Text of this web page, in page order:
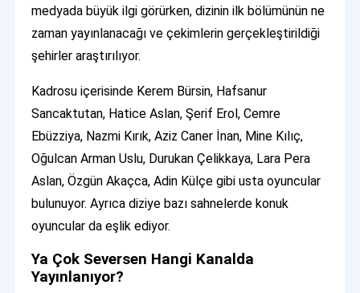
medyada büyük ilgi görürken, dizinin ilk bölümünün ne
zaman yayınlanacağı ve çekimlerin gerçekleştirildiği
şehirler araştırılıyor.
Kadrosu içerisinde Kerem Bürsin, Hafsanur
Sancaktutan, Hatice Aslan, Şerif Erol, Cemre
Ebüzziya, Nazmi Kırık, Aziz Caner İnan, Mine Kılıç,
Oğulcan Arman Uslu, Durukan Çelikkaya, Lara Pera
Aslan, Özgün Akaçca, Adin Külçe gibi usta oyuncular
bulunuyor. Ayrıca diziye bazı sahnelerde konuk
oyuncular da eşlik ediyor.
Ya Çok Seversen Hangi Kanalda
Yayınlanıyor?